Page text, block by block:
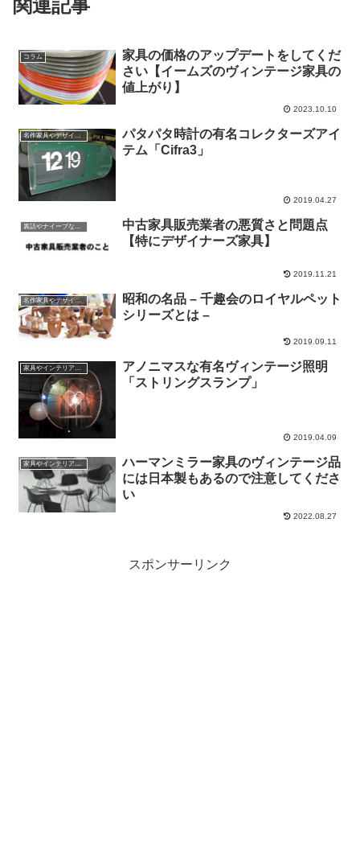
関連記事
コラム
家具の価格のアップデートをしてくだ
さい【イームズのヴィンテージ家具の
値上がり】
2023.10.10
名作家具やデザインの話
パタパタ時計の有名コレクターズアイ
テム「Cifra3」
2019.04.27
裏話やナイーブな話題
中古家具販売業者の悪質さと問題点
【特にデザイナーズ家具】
2019.11.21
名作家具やデザインの話
昭和の名品 – 千趣会のロイヤルペット
シリーズとは –
2019.09.11
家具やインテリアやプロダクトの話
アノニマスな有名ヴィンテージ照明
「ストリングスランプ」
2019.04.09
家具やインテリアやプロダクトの話
ハーマンミラー家具のヴィンテージ品
には日本製もあるので注意してくださ
い
2022.08.27
スポンサーリンク